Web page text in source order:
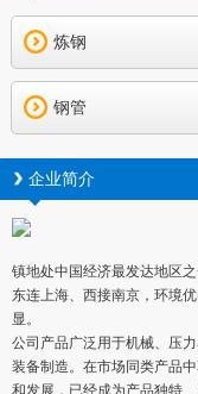
炼钢
钢管
企业简介
镇地处中国经济最发达地区
东连上海、西接南京，环境
显。
公司产品广泛用于机械、压
装备制造。在市场同类产品
和发展，已经成为产品独特